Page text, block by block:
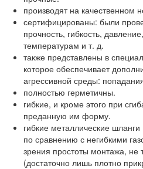
производят на качественном
сертифицированы: были
прочность, гибкость,
температурам и т. д.
также представлены в
которое обеспечивает
агрессивной среды:
полностью герметичны.
гибкие, и кроме этого при
преданную им форму.
гибкие металлические
по сравнению с негибкими
зрения простоты монтажа, не
(достаточно лишь плотно